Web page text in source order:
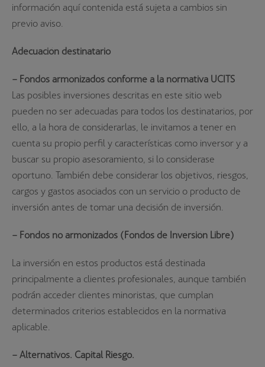
información aquí contenida está sujeta a cambios sin
previo aviso.
Adecuación destinatario
– Fondos armonizados conforme a la normativa UCITS
Las posibles inversiones descritas en este sitio web
pueden no ser adecuadas para todos los destinatarios, por
ello, a la hora de considerarlas, le invitamos a tener en
cuenta su propio perfil y características como inversor y a
buscar su propio asesoramiento, si lo considerase
oportuno. También debe considerar los objetivos, riesgos,
cargos y gastos asociados con un servicio o producto de
inversión antes de tomar una decisión de inversión.
– Fondos no armonizados (Fondos de Inversión Libre)
La inversión en estos productos está destinada
principalmente a clientes profesionales, aunque también
podrán acceder clientes minoristas, que cumplan
determinados criterios establecidos en la normativa
aplicable.
– Alternativos. Capital Riesgo.